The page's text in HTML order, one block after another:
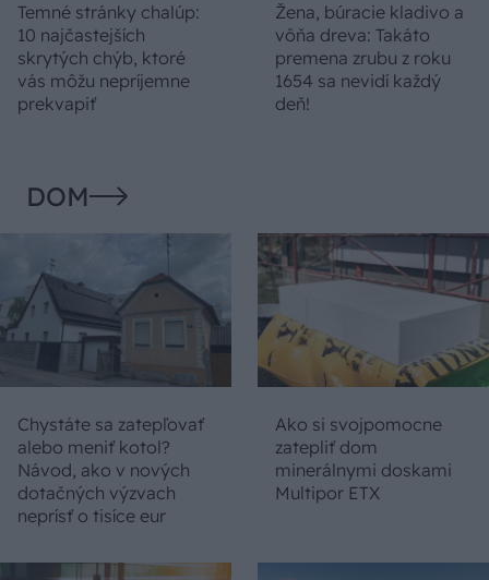
Temné stránky chalúp:
10 najčastejších
skrytých chýb, ktoré
vás môžu nepríjemne
prekvapiť
Žena, búracie kladivo a
vôňa dreva: Takáto
premena zrubu z roku
1654 sa nevidí každý
deň!
DOM
Chystáte sa zatepľovať
alebo meniť kotol?
Návod, ako v nových
dotačných výzvach
neprísť o tisíce eur
Ako si svojpomocne
zatepliť dom
minerálnymi doskami
Multipor ETX